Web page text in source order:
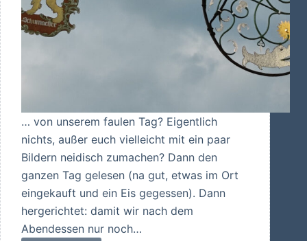
… von unserem faulen Tag? Eigentlich
nichts, außer euch vielleicht mit ein paar
Bildern neidisch zumachen? Dann den
ganzen Tag gelesen (na gut, etwas im Ort
eingekauft und ein Eis gegessen). Dann
hergerichtet: damit wir nach dem
Abendessen nur noch…